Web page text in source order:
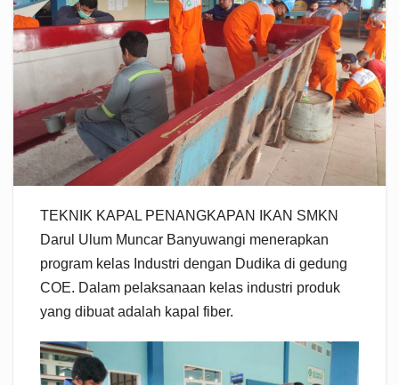
TEKNIK KAPAL PENANGKAPAN IKAN SMKN
Darul Ulum Muncar Banyuwangi menerapkan
program kelas Industri dengan Dudika di gedung
COE. Dalam pelaksanaan kelas industri produk
yang dibuat adalah kapal fiber.